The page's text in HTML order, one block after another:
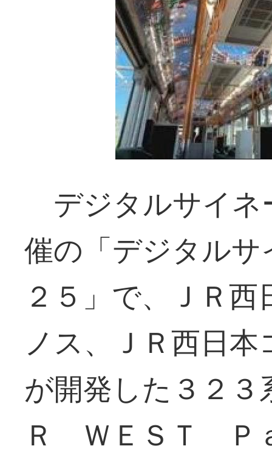
デジタルサイネ
催の「デジタル
２５」で、ＪＲ
ノス、ＪＲ西日
が開発した３２
Ｒ ＷＥＳＴ Ｐ